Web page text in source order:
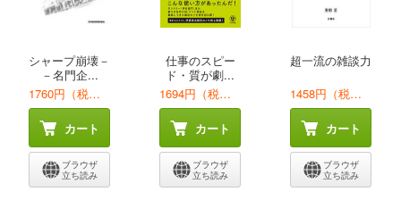
シャープ崩壊－
－名門企...
1760円（税込）
カート
ブラウザ
立ち読み
仕事のスピー
ド・質が劇...
1694円（税込）
カート
ブラウザ
立ち読み
超一流の雑談力
1458円（税込）
カート
ブラウザ
立ち読み